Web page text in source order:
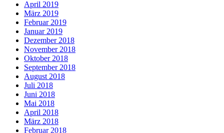
April 2019
März 2019
Februar 2019
Januar 2019
Dezember 2018
November 2018
Oktober 2018
September 2018
August 2018
Juli 2018
Juni 2018
Mai 2018
April 2018
März 2018
Februar 2018